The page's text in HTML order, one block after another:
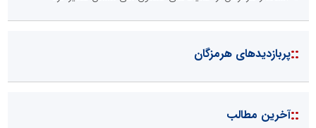
::پربازدیدهای هرمزگان
::آخرین مطالب